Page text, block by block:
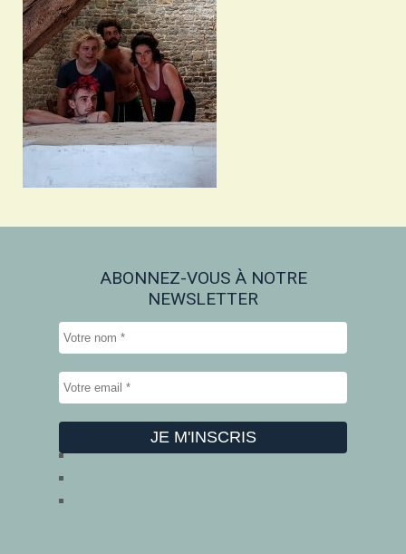
ABONNEZ-VOUS À NOTRE
NEWSLETTER